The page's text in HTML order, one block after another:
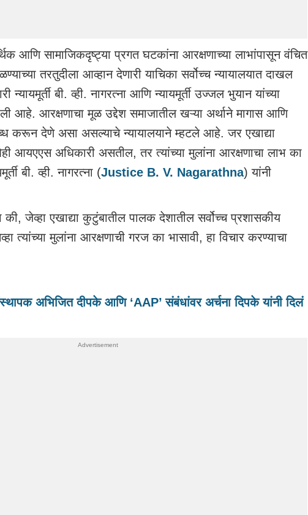
आणि सामाजिकदृष्ट्या प्रगत घटकांना आरक्षणाच्या लाभांपासून वंचित
तरतुदीला आव्हान देणारी याचिका सर्वोच्च न्यायालयात दाखल
बी. व्ही. नागरत्ना आणि न्यायमूर्ती उज्जल भुयान यांच्या
आहे. आरक्षणाचा मूळ उद्देश समाजातील खऱ्या अर्थाने मागास आणि
करून देणे असा असल्याचे न्यायालयाने म्हटले आहे. जर एखाद्या
आयएएस अधिकारी असतील, तर त्यांच्या मुलांना आरक्षणाचा लाभ का
बी. व्ही. नागरत्ना (Justice B. V. Nagarathna) यांनी
की, जेव्हा एखाद्या कुटुंबातील पालक देशातील सर्वोच्च प्रशासकीय
त्यांच्या मुलांना आरक्षणाची गरज का भासावी, हा विचार करण्याचा
अभिजित दीपके आणि ‘AAP’ संबंधांवर अर्चना दिपके यांनी दिलं